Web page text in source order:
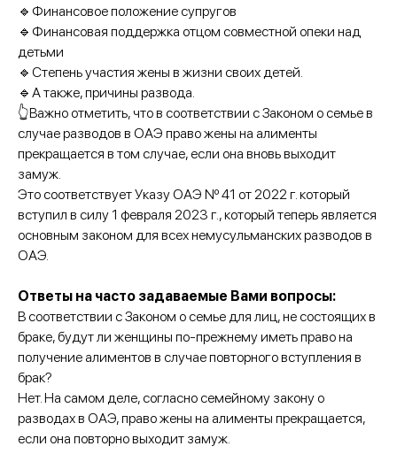
🔹Финансовое положение супругов
🔹Финансовая поддержка отцом совместной опеки над
детьми
🔹Степень участия жены в жизни своих детей.
🔹А также, причины развода.
👆Важно отметить, что в соответствии с Законом о семье в
случае разводов в ОАЭ право жены на алименты
прекращается в том случае, если она вновь выходит
замуж.
Это соответствует Указу ОАЭ Nº 41 от 2022 г. который
вступил в силу 1 февраля 2023 г., который теперь является
основным законом для всех немусульманских разводов в
ОАЭ.
Ответы на часто задаваемые Вами вопросы:
В соответствии с Законом о семье для лиц, не состоящих в
браке, будут ли женщины по-прежнему иметь право на
получение алиментов в случае повторного вступления в
брак?
Нет. На самом деле, согласно семейному закону о
разводах в ОАЭ, право жены на алименты прекращается,
если она повторно выходит замуж.